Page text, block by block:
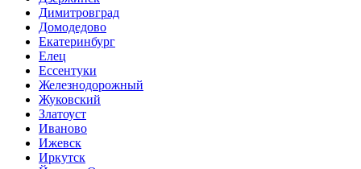
Димитровград
Домодедово
Екатеринбург
Елец
Ессентуки
Железнодорожный
Жуковский
Златоуст
Иваново
Ижевск
Иркутск